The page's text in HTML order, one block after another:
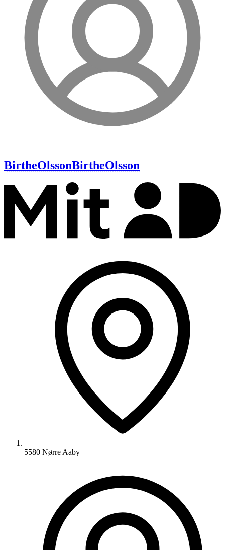
BirtheOlssonBirtheOlsson
5580 Nørre Aaby